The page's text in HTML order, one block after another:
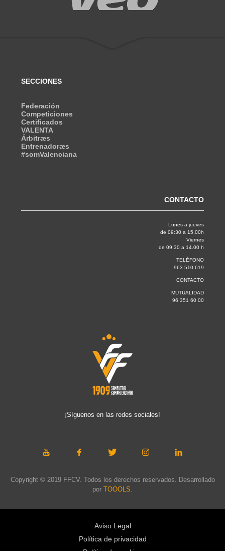
SECCIONES
Federación
Competiciones
Certificados
VALENTA
Árbitræs
Entrenadoræs
#somValenciana
CONTACTO
Lunes a jueves
de 09:30 a 15.00h
Viernes
de 09:30 a 14.00 h
TELÉFONO
963 510 619
CONTACTO
MUTUALIDAD
96 351 60 00
¡Síguenos en las redes sociales!
Copyright © 2019 FFCV. Todos los derechos reservados. Desarrollado
por TOOOLS.
Aviso Legal
Política de privacidad